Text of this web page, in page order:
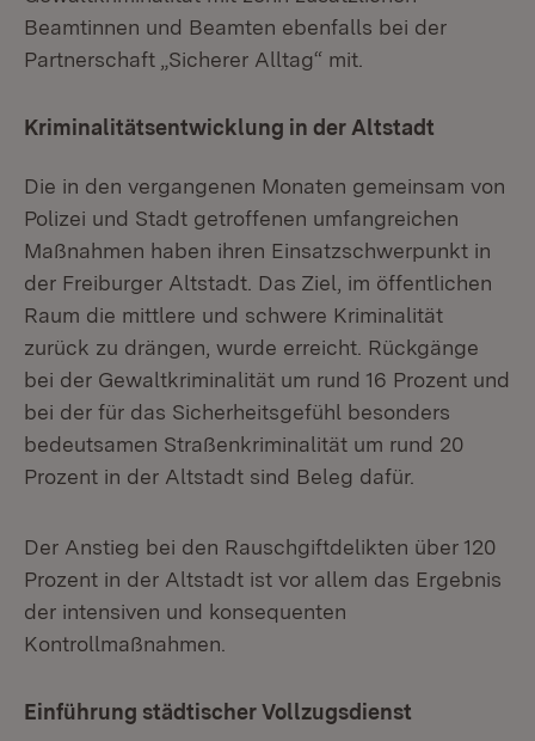
Beamtinnen und Beamten ebenfalls bei der
Partnerschaft „Sicherer Alltag“ mit.
Kriminalitätsentwicklung in der Altstadt
Die in den vergangenen Monaten gemeinsam von
Polizei und Stadt getroffenen umfangreichen
Maßnahmen haben ihren Einsatzschwerpunkt in
der Freiburger Altstadt. Das Ziel, im öffentlichen
Raum die mittlere und schwere Kriminalität
zurück zu drängen, wurde erreicht. Rückgänge
bei der Gewaltkriminalität um rund 16 Prozent und
bei der für das Sicherheitsgefühl besonders
bedeutsamen Straßenkriminalität um rund 20
Prozent in der Altstadt sind Beleg dafür.
Der Anstieg bei den Rauschgiftdelikten über 120
Prozent in der Altstadt ist vor allem das Ergebnis
der intensiven und konsequenten
Kontrollmaßnahmen.
Einführung städtischer Vollzugsdienst